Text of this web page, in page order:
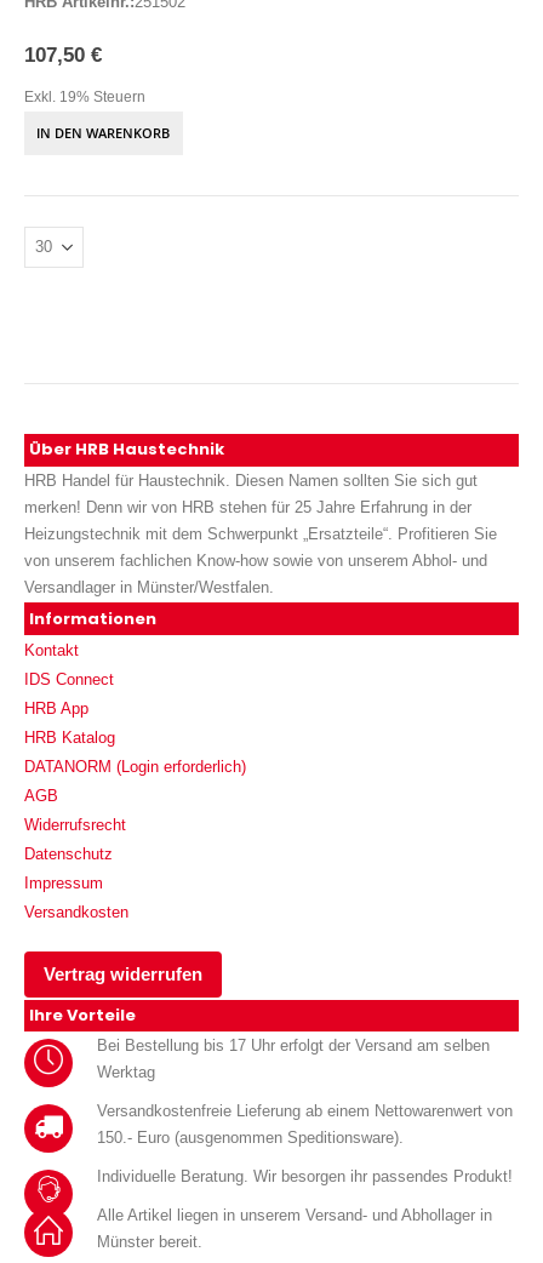
107,50 €
Exkl. 19% Steuern
IN DEN WARENKORB
Über HRB Haustechnik
HRB Handel für Haustechnik. Diesen Namen sollten Sie sich gut
merken! Denn wir von HRB stehen für 25 Jahre Erfahrung in der
Heizungstechnik mit dem Schwerpunkt „Ersatzteile“. Profitieren Sie
von unserem fachlichen Know-how sowie von unserem Abhol- und
Versandlager in Münster/Westfalen.
Informationen
Kontakt
IDS Connect
HRB App
HRB Katalog
DATANORM (Login erforderlich)
AGB
Widerrufsrecht
Datenschutz
Impressum
Versandkosten
Vertrag widerrufen
Ihre Vorteile
Bei Bestellung bis 17 Uhr erfolgt der Versand am selben
Werktag
Versandkostenfreie Lieferung ab einem Nettowarenwert von
150.- Euro (ausgenommen Speditionsware).
Individuelle Beratung. Wir besorgen ihr passendes Produkt!
Alle Artikel liegen in unserem Versand- und Abhollager in
Münster bereit.